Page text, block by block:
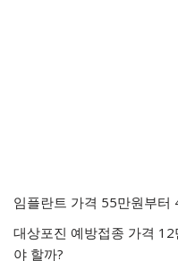
임플란트 가격 55만원부터
대상포진 예방접종 가격
야 할까?